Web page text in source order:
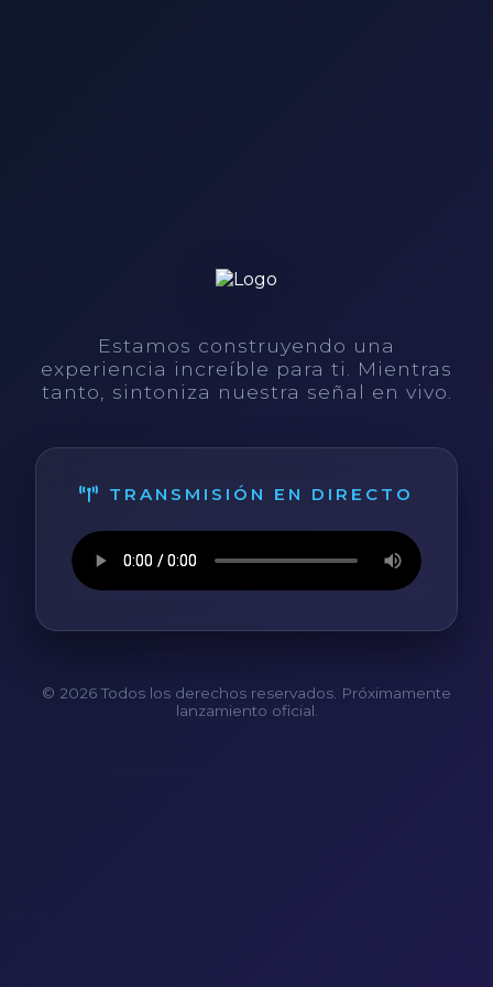
Estamos construyendo una
experiencia increíble para ti. Mientras
tanto, sintoniza nuestra señal en vivo.
TRANSMISIÓN EN DIRECTO
© 2026 Todos los derechos reservados. Próximamente
lanzamiento oficial.